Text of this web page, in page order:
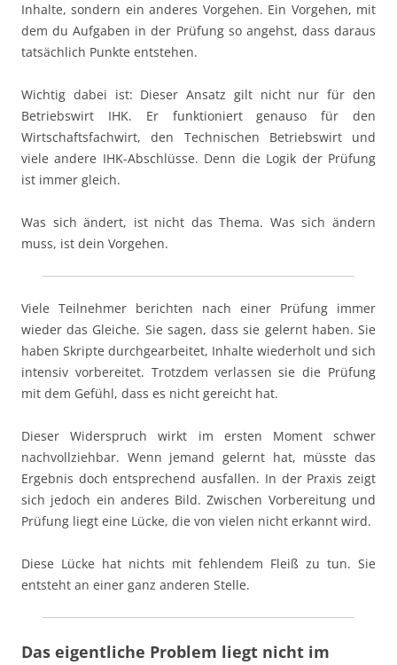
Inhalte, sondern ein anderes Vorgehen. Ein Vorgehen, mit
dem du Aufgaben in der Prüfung so angehst, dass daraus
tatsächlich Punkte entstehen.
Wichtig dabei ist: Dieser Ansatz gilt nicht nur für den
Betriebswirt IHK. Er funktioniert genauso für den
Wirtschaftsfachwirt, den Technischen Betriebswirt und
viele andere IHK-Abschlüsse. Denn die Logik der Prüfung
ist immer gleich.
Was sich ändert, ist nicht das Thema. Was sich ändern
muss, ist dein Vorgehen.
Viele Teilnehmer berichten nach einer Prüfung immer
wieder das Gleiche. Sie sagen, dass sie gelernt haben. Sie
haben Skripte durchgearbeitet, Inhalte wiederholt und sich
intensiv vorbereitet. Trotzdem verlassen sie die Prüfung
mit dem Gefühl, dass es nicht gereicht hat.
Dieser Widerspruch wirkt im ersten Moment schwer
nachvollziehbar. Wenn jemand gelernt hat, müsste das
Ergebnis doch entsprechend ausfallen. In der Praxis zeigt
sich jedoch ein anderes Bild. Zwischen Vorbereitung und
Prüfung liegt eine Lücke, die von vielen nicht erkannt wird.
Diese Lücke hat nichts mit fehlendem Fleiß zu tun. Sie
entsteht an einer ganz anderen Stelle.
Das eigentliche Problem liegt nicht im